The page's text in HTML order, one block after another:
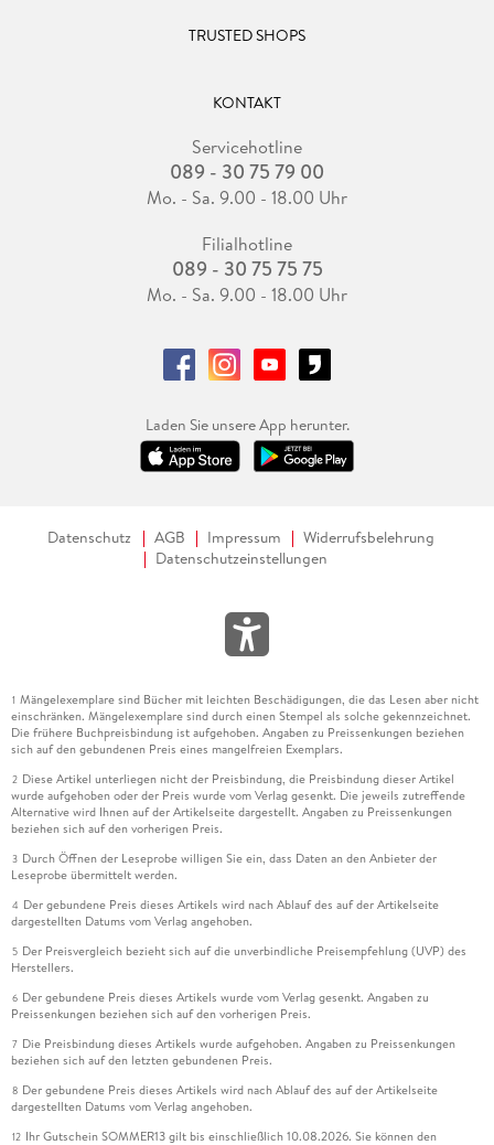
TRUSTED SHOPS
KONTAKT
Servicehotline
089 - 30 75 79 00
Mo. - Sa. 9.00 - 18.00 Uhr
Filialhotline
089 - 30 75 75 75
Mo. - Sa. 9.00 - 18.00 Uhr
Laden Sie unsere App herunter.
Datenschutz AGB Impressum
Widerrufsbelehrung
Datenschutzeinstellungen
1 Mängelexemplare sind Bücher mit leichten Beschädigungen, die das Lesen aber nicht
einschränken. Mängelexemplare sind durch einen Stempel als solche gekennzeichnet.
Die frühere Buchpreisbindung ist aufgehoben. Angaben zu Preissenkungen beziehen
sich auf den gebundenen Preis eines mangelfreien Exemplars.
2 Diese Artikel unterliegen nicht der Preisbindung, die Preisbindung dieser Artikel
wurde aufgehoben oder der Preis wurde vom Verlag gesenkt. Die jeweils zutreffende
Alternative wird Ihnen auf der Artikelseite dargestellt. Angaben zu Preissenkungen
beziehen sich auf den vorherigen Preis.
3 Durch Öffnen der Leseprobe willigen Sie ein, dass Daten an den Anbieter der
Leseprobe übermittelt werden.
4 Der gebundene Preis dieses Artikels wird nach Ablauf des auf der Artikelseite
dargestellten Datums vom Verlag angehoben.
5 Der Preisvergleich bezieht sich auf die unverbindliche Preisempfehlung (UVP) des
Herstellers.
6 Der gebundene Preis dieses Artikels wurde vom Verlag gesenkt. Angaben zu
Preissenkungen beziehen sich auf den vorherigen Preis.
7 Die Preisbindung dieses Artikels wurde aufgehoben. Angaben zu Preissenkungen
beziehen sich auf den letzten gebundenen Preis.
8 Der gebundene Preis dieses Artikels wird nach Ablauf des auf der Artikelseite
dargestellten Datums vom Verlag angehoben.
12 Ihr Gutschein SOMMER13 gilt bis einschließlich 10.08.2026. Sie können den